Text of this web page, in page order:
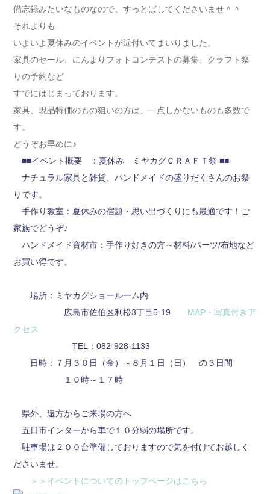
備忘録みたいなものなので、すっとばしてくださいませ＾＾
それよりも
いよいよ夏休みのイベントが近付いてまいりました。
家具のセール、にんまりフォトコンテストの募集、クラフト祭
りの予約など
すでにはじまっております。
家具、現品特価のもの狙いの方は、一点しかないものも多数で
す。
どうぞお早めに♪
■■イベント概要 ：夏休み ミヤカグＣＲＡＦＴ祭 ■■
ナチュラル家具と雑貨、ハンドメイドの盛りだくさんのお祭
りです。
手作り教室：夏休みの宿題・思い出づくりにも最適です！ご
家族でどうぞ♪
ハンドメイド資材市：手作り好きの方～材料/パーツ/布地など
お買い得です。
場所：ミヤカグショールーム内
広島市佐伯区利松3丁目5-19
MAP・写真付きア
クセス
TEL：082-928-1133
日時：７月３０日（金）～８月１日（日） の３日間
１０時～１７時
県外、遠方からご来場の方へ
五日市インターから車で１０分弱の場所です。
駐車場は２００台準備しておりますので気を付けてお越しく
ださいませ。
＞＞イベントについてのトップページはこちら